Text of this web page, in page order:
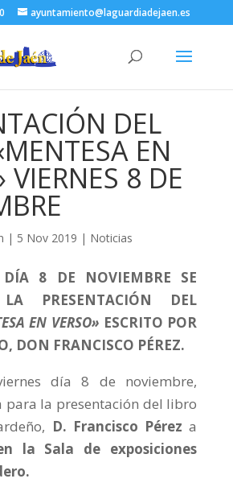
ayuntamiento@laguardiadejaen.es
DEL
EN
VIERNES 8 DE
| 5 Nov 2019 | Noticias
DÍA 8 DE NOVIEMBRE SE
LA PRESENTACIÓN DEL
EN VERSO» ESCRITO POR
DON FRANCISCO PÉREZ.
día 8 de noviembre,
para la presentación del libro
D. Francisco Pérez a
la Sala de exposiciones